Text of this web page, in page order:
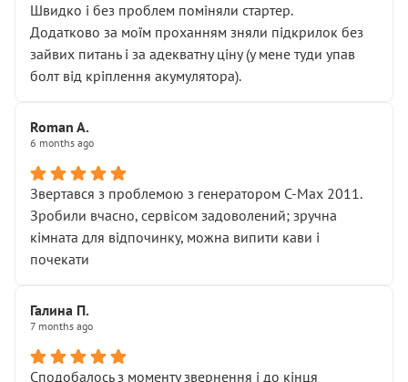
Швидко і без проблем поміняли стартер.
Додатково за моїм проханням зняли підкрилок без
зайвих питань і за адекватну ціну (у мене туди упав
болт від кріплення акумулятора).
Roman A.
6 months ago
Звертався з проблемою з генератором C-Max 2011.
Зробили вчасно, сервісом задоволений; зручна
кімната для відпочинку, можна випити кави і
почекати
Галина П.
7 months ago
Сподобалось з моменту звернення і до кінця